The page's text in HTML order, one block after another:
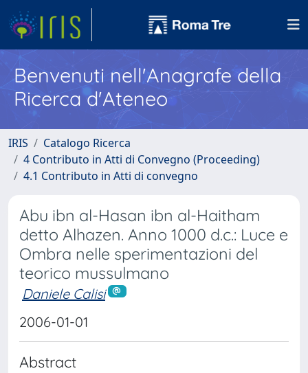
Benvenuti nell'Anagrafe della
Ricerca d'Ateneo
IRIS
Catalogo Ricerca
4 Contributo in Atti di Convegno (Proceeding)
4.1 Contributo in Atti di convegno
Abu ibn al-Hasan ibn al-Haitham
detto Alhazen. Anno 1000 d.c.: Luce e
Ombra nelle sperimentazioni del
teorico mussulmano
Daniele Calisi
2006-01-01
Abstract